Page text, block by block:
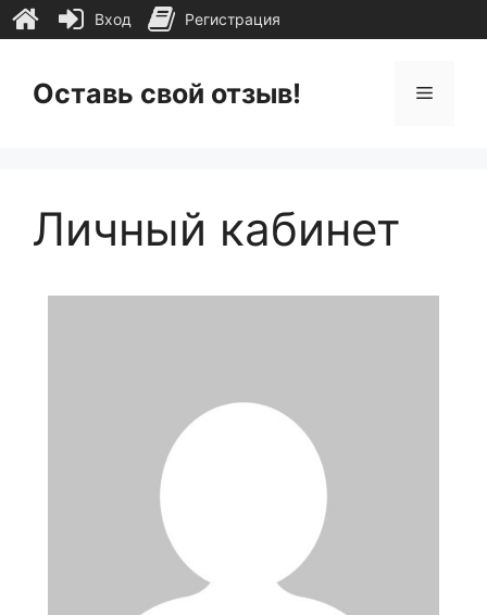
содержимому
Оставь свой отзыв! Меню
Личный кабинет
Вход Регистрация